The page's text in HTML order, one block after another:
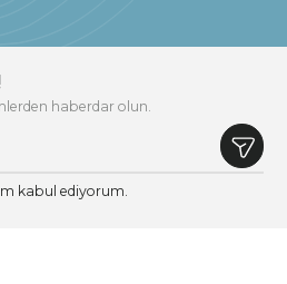
haberdar olun.
kabul ediyorum.